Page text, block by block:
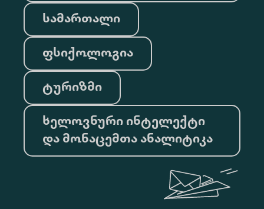
სამართალი
ფსიქოლოგია
ტურიზმი
ხელოვნური ინტელექტი
და მონაცემთა ანალიტიკა